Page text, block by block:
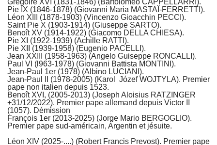
Grégoire XVI (1831-1846) (Bartolomeo CAPPELLARRI).
Pie IX (1846-1878) (Giovanni Maria MASTAÏ-FERRETTI).
Léon XIII (1878-1903) (Vincenzo Gioacchin PECCI).
Saint Pie X (1903-1914) (Giuseppe SARTO).
Benoît XV (1914-1922) (Giacomo DELLA CHIESA).
Pie XI (1922-1939) (Achille RATTI).
Pie XII (1939-1958) (Eugenio PACELLI).
Jean XXIII (1958-1963) (Angelo Guiseppe RONCALLI).
Paul VI (l963-1978) (Giovanni Battista MONTINI).
Jean-Paul 1er (1978) (Albino LUCIANI).
Jean-Paul II (1978-2005) (Karol Józef WOJTYLA). Premier
pape non italien depuis 1523.
Benoît XVI, (2005-2013) (Joseph Aloisius RATZINGER
+31/12/2022). Premier pape allemand depuis Victor II
(1057). Démission
François 1er (2013-2025) (Jorge Mario BERGOGLIO).
Premier pape sud-américain, Argentin et jésuite.
Léon XIV (2025-....) (Robert Francis Prevost). Premier pape